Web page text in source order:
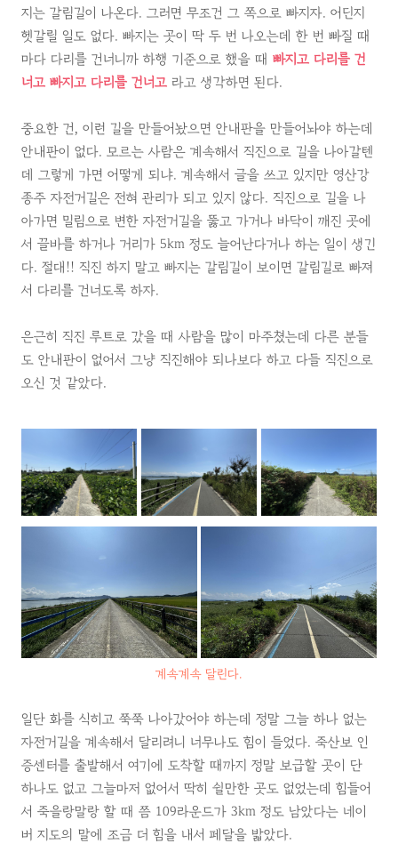
지는 갈림길이 나온다. 그러면 무조건 그 쪽으로 빠지자. 어딘지
헷갈릴 일도 없다. 빠지는 곳이 딱 두 번 나오는데 한 번 빠질 때
마다 다리를 건너니까 하행 기준으로 했을 때 빠지고 다리를 건
너고 빠지고 다리를 건너고 라고 생각하면 된다.
중요한 건, 이런 길을 만들어놨으면 안내판을 만들어놔야 하는데
안내판이 없다. 모르는 사람은 계속해서 직진으로 길을 나아갈텐
데 그렇게 가면 어떻게 되냐. 계속해서 글을 쓰고 있지만 영산강
종주 자전거길은 전혀 관리가 되고 있지 않다. 직진으로 길을 나
아가면 밀림으로 변한 자전거길을 뚫고 가거나 바닥이 깨진 곳에
서 끌바를 하거나 거리가 5km 정도 늘어난다거나 하는 일이 생긴
다. 절대!! 직진 하지 말고 빠지는 갈림길이 보이면 갈림길로 빠져
서 다리를 건너도록 하자.
은근히 직진 루트로 갔을 때 사람을 많이 마주쳤는데 다른 분들
도 안내판이 없어서 그냥 직진해야 되나보다 하고 다들 직진으로
오신 것 같았다.
계속계속 달린다.
일단 화를 식히고 쭉쭉 나아갔어야 하는데 정말 그늘 하나 없는
자전거길을 계속해서 달리려니 너무나도 힘이 들었다. 죽산보 인
증센터를 출발해서 여기에 도착할 때까지 정말 보급할 곳이 단
하나도 없고 그늘마저 없어서 딱히 쉴만한 곳도 없었는데 힘들어
서 죽을랑말랑 할 때 쯤 109라운드가 3km 정도 남았다는 네이
버 지도의 말에 조금 더 힘을 내서 페달을 밟았다.